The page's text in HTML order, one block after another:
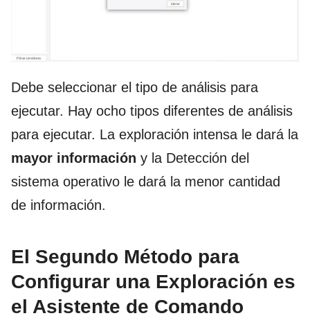
Debe seleccionar el tipo de análisis para
ejecutar. Hay ocho tipos diferentes de análisis
para ejecutar. La exploración intensa le dará la
mayor información y la Detección del
sistema operativo le dará la menor cantidad
de información.
El Segundo Método para
Configurar una Exploración es
el Asistente de Comando